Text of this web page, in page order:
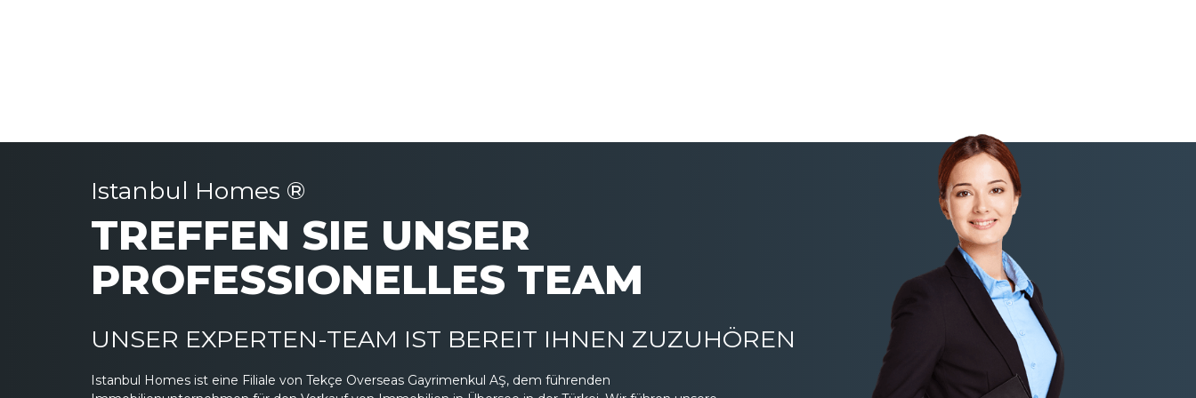
Istanbul Homes ®
TREFFEN SIE UNSER
PROFESSIONELLES TEAM
UNSER EXPERTEN-TEAM IST BEREIT IHNEN ZUZUHÖREN
Istanbul Homes ist eine Filiale von Tekçe Overseas Gayrimenkul AŞ, dem führenden